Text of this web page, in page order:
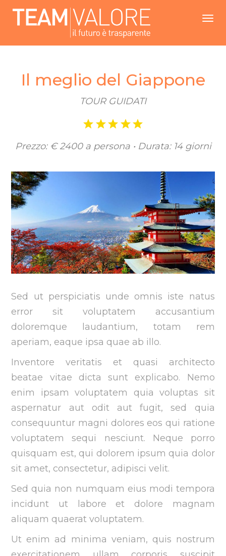
Il meglio del Giappone
TOUR GUIDATI
Prezzo: € 2400 a persona • Durata: 14 giorni
Sed ut perspiciatis unde omnis iste natus
error sit voluptatem accusantium
doloremque laudantium, totam rem
aperiam, eaque ipsa quae ab illo.
Inventore veritatis et quasi architecto
beatae vitae dicta sunt explicabo. Nemo
enim ipsam voluptatem quia voluptas sit
aspernatur aut odit aut fugit, sed quia
consequuntur magni dolores eos qui ratione
voluptatem sequi nesciunt. Neque porro
quisquam est, qui dolorem ipsum quia dolor
sit amet, consectetur, adipisci velit.
Sed quia non numquam eius modi tempora
incidunt ut labore et dolore magnam
aliquam quaerat voluptatem.
Ut enim ad minima veniam, quis nostrum